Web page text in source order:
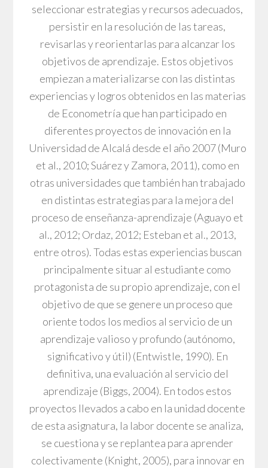
seleccionar estrategias y recursos adecuados,
persistir en la resolución de las tareas,
revisarlas y reorientarlas para alcanzar los
objetivos de aprendizaje. Estos objetivos
empiezan a materializarse con las distintas
experiencias y logros obtenidos en las materias
de Econometría que han participado en
diferentes proyectos de innovación en la
Universidad de Alcalá desde el año 2007 (Muro
et al., 2010; Suárez y Zamora, 2011), como en
otras universidades que también han trabajado
en distintas estrategias para la mejora del
proceso de enseñanza-aprendizaje (Aguayo et
al., 2012; Ordaz, 2012; Esteban et al., 2013,
entre otros). Todas estas experiencias buscan
principalmente situar al estudiante como
protagonista de su propio aprendizaje, con el
objetivo de que se genere un proceso que
oriente todos los medios al servicio de un
aprendizaje valioso y profundo (autónomo,
significativo y útil) (Entwistle, 1990). En
definitiva, una evaluación al servicio del
aprendizaje (Biggs, 2004). En todos estos
proyectos llevados a cabo en la unidad docente
de esta asignatura, la labor docente se analiza,
se cuestiona y se replantea para aprender
colectivamente (Knight, 2005), para innovar en